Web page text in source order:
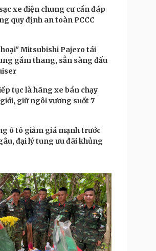
xe điện chung cư cần đáp
quy định an toàn PCCC
Mitsubishi Pajero tái
gầm thang, sẵn sàng đấu
tục là hãng xe bán chạy
giữ ngôi vương suốt 7
ô tô giảm giá mạnh trước
đại lý tung ưu đãi khủng